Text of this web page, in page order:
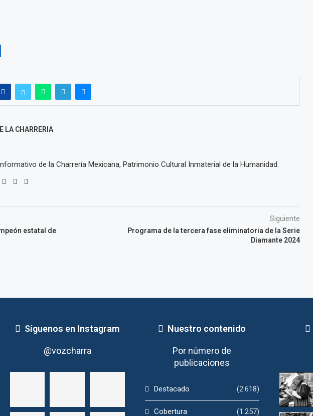
LA CHARRERIA
de la Charrería Mexicana, Patrimonio Cultural Inmaterial de la Humanidad.
estatal de
Siguiente
Programa de la tercera fase eliminatoria de la Serie
Diamante 2024
Síguenos en Instagram
@vozcharra
Nuestro contenido
Por número de
publicaciones
Destacado (2.618)
Cobertura (1.257)